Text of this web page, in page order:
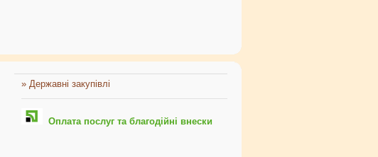
» Державні закупівлі
Оплата послуг та благодійні внески